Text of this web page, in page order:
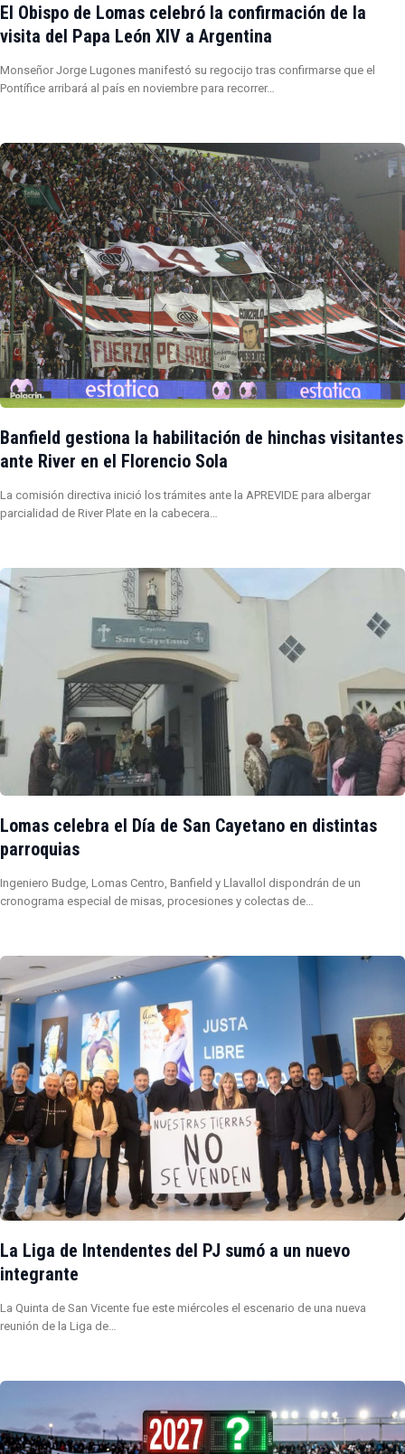
El Obispo de Lomas celebró la confirmación de la
visita del Papa León XIV a Argentina
Monseñor Jorge Lugones manifestó su regocijo tras confirmarse que el
Pontífice arribará al país en noviembre para recorrer…
Banfield gestiona la habilitación de hinchas visitantes
ante River en el Florencio Sola
La comisión directiva inició los trámites ante la APREVIDE para albergar
parcialidad de River Plate en la cabecera…
Lomas celebra el Día de San Cayetano en distintas
parroquias
Ingeniero Budge, Lomas Centro, Banfield y Llavallol dispondrán de un
cronograma especial de misas, procesiones y colectas de…
La Liga de Intendentes del PJ sumó a un nuevo
integrante
La Quinta de San Vicente fue este miércoles el escenario de una nueva
reunión de la Liga de…